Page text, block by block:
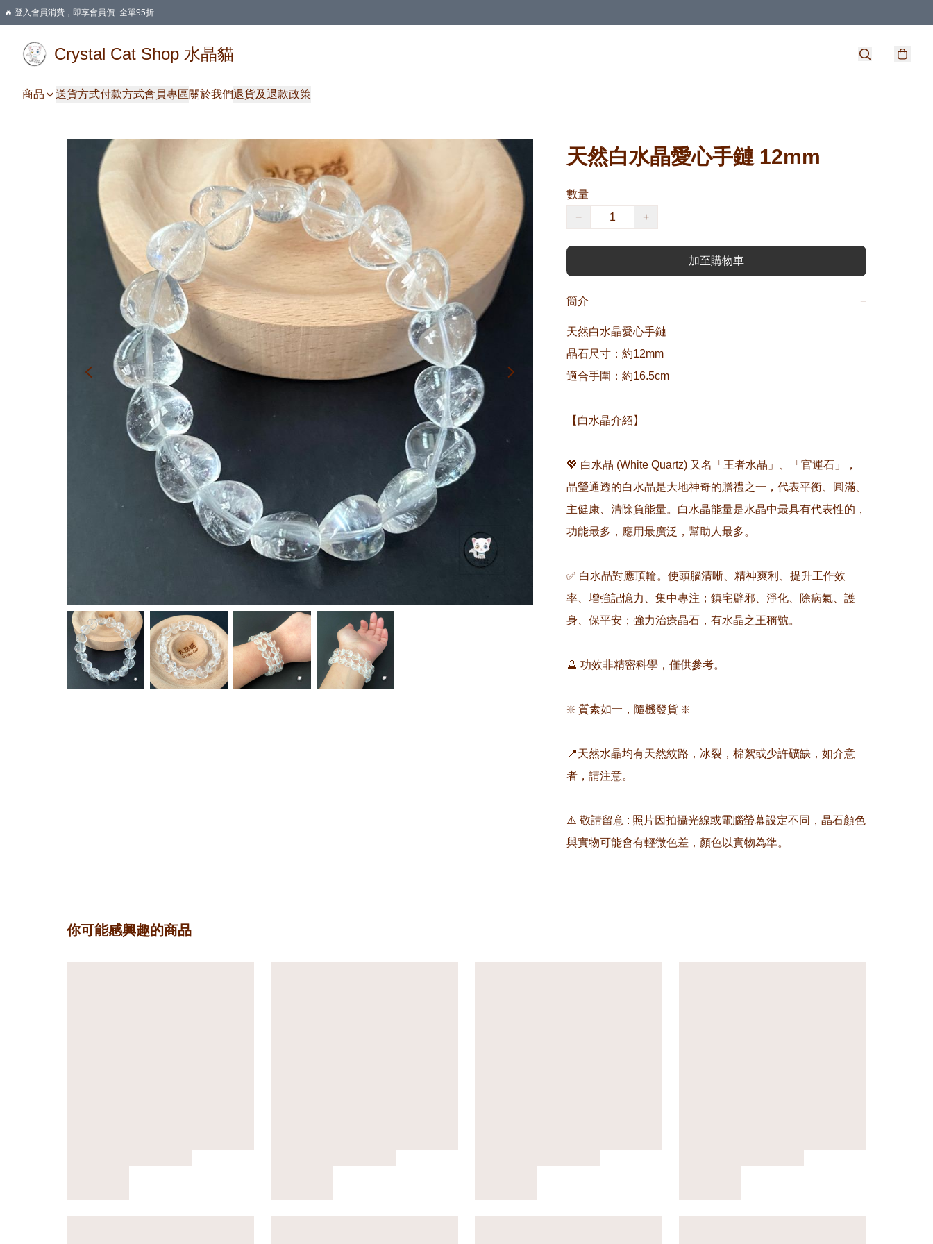
🔥 登入會員消費，即享會員價+全單95折
Crystal Cat Shop 水晶貓
商品 送貨方式付款方式會員專區關於我們退貨及退款政策
天然白水晶愛心手鏈 12mm
數量
−
+
加至購物車
簡介 −
天然白水晶愛心手鏈
晶石尺寸：約12mm
適合手圍：約16.5cm
【白水晶介紹】
💖 白水晶 (White Quartz) 又名「王者水晶」、「官運石」，
晶瑩通透的白水晶是大地神奇的贈禮之一，代表平衡、圓滿、
主健康、清除負能量。白水晶能量是水晶中最具有代表性的，
功能最多，應用最廣泛，幫助人最多。
✅ 白水晶對應頂輪。使頭腦清晰、精神爽利、提升工作效
率、增強記憶力、集中專注；鎮宅辟邪、淨化、除病氣、護
身、保平安；強力治療晶石，有水晶之王稱號。
🔮 功效非精密科學，僅供參考。
❇️ 質素如一，隨機發貨 ❇️
📍天然水晶均有天然紋路，冰裂，棉絮或少許礦缺，如介意
者，請注意。
⚠️ 敬請留意 : 照片因拍攝光線或電腦螢幕設定不同，晶石顏色
與實物可能會有輕微色差，顏色以實物為準。
你可能感興趣的商品